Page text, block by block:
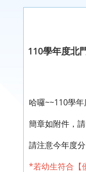
110學年度北
哈囉~~110學
簡章如附件，
請注意今年度
*若幼生符合【